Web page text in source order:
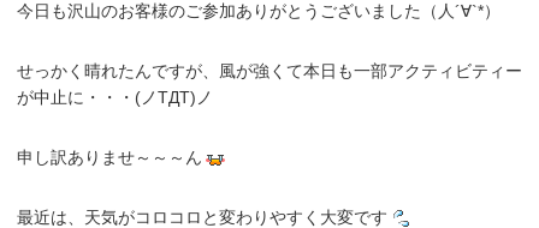
今日も沢山のお客様のご参加ありがとうございました（人´∀`*）
せっかく晴れたんですが、風が強くて本日も一部アクティビティー
が中止に・・・(ノTДT)ノ
申し訳ありませ～～～ん
最近は、天気がコロコロと変わりやすく大変です